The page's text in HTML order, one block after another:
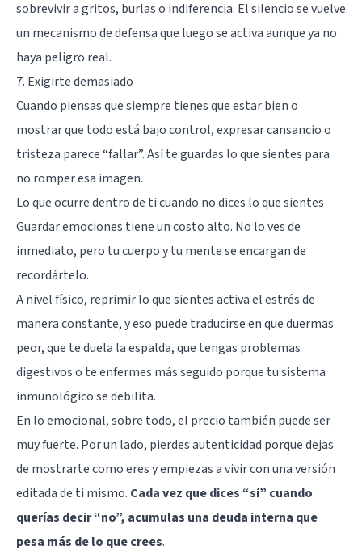
sobrevivir a gritos, burlas o indiferencia. El silencio se vuelve
un mecanismo de defensa que luego se activa aunque ya no
haya peligro real.
7. Exigirte demasiado
Cuando piensas que siempre tienes que estar bien o
mostrar que todo está bajo control, expresar cansancio o
tristeza parece “fallar”. Así te guardas lo que sientes para
no romper esa imagen.
Lo que ocurre dentro de ti cuando no dices lo que sientes
Guardar emociones tiene un costo alto. No lo ves de
inmediato, pero tu cuerpo y tu mente se encargan de
recordártelo.
A nivel físico, reprimir lo que sientes activa el estrés de
manera constante, y eso puede traducirse en que duermas
peor, que te duela la espalda, que tengas problemas
digestivos o te enfermes más seguido porque tu sistema
inmunológico se debilita.
En lo emocional, sobre todo, el precio también puede ser
muy fuerte. Por un lado, pierdes autenticidad porque dejas
de mostrarte como eres y empiezas a vivir con una versión
editada de ti mismo. Cada vez que dices “sí” cuando
querías decir “no”, acumulas una deuda interna que
pesa más de lo que crees.